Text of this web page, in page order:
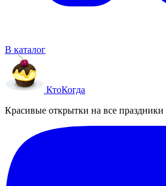
В каталог
КтоКогда
Красивые открытки на все